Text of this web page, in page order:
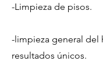
-Limpieza de pisos.
-limpieza general del
resultados únicos.